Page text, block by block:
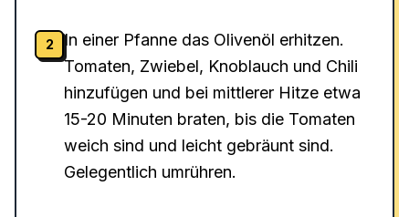
2
In einer Pfanne das Olivenöl erhitzen.
Tomaten, Zwiebel, Knoblauch und Chili
hinzufügen und bei mittlerer Hitze etwa
15-20 Minuten braten, bis die Tomaten
weich sind und leicht gebräunt sind.
Gelegentlich umrühren.